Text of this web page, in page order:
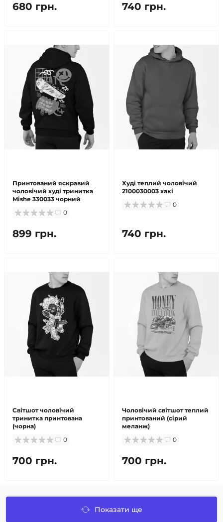
680 грн. 740 грн.
Принтований яскравий
чоловічий худі тринитка
Mishe 330033 чорний
0
899 грн.
Худі теплий чоловічий
2100030003 хакі
0
740 грн.
Світшот чоловічий
тринитка принтована
(чорна)
0
700 грн.
Чоловічий світшот теплий
принтований (сірий
меланж)
0
700 грн.
Показати ще